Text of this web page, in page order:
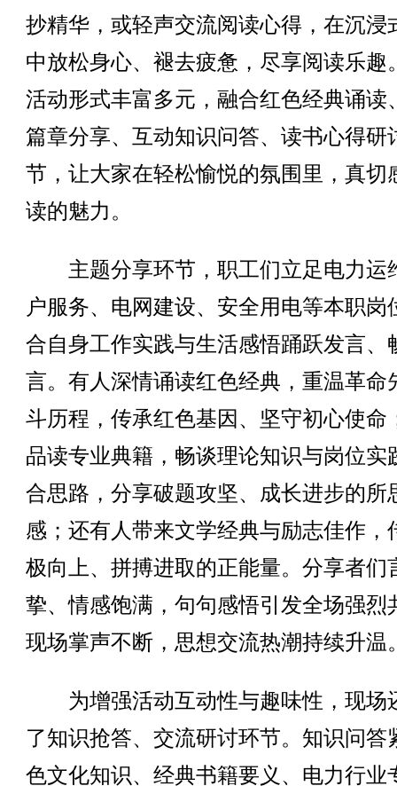
抄精华，或轻声交流阅读心得，在沉浸
中放松身心、褪去疲惫，尽享阅读乐趣
活动形式丰富多元，融合红色经典诵读
篇章分享、互动知识问答、读书心得研
节，让大家在轻松愉悦的氛围里，真切
读的魅力。
主题分享环节，职工们立足电力运
户服务、电网建设、安全用电等本职岗
合自身工作实践与生活感悟踊跃发言、
言。有人深情诵读红色经典，重温革命
斗历程，传承红色基因、坚守初心使命
品读专业典籍，畅谈理论知识与岗位实
合思路，分享破题攻坚、成长进步的所
感；还有人带来文学经典与励志佳作，
极向上、拼搏进取的正能量。分享者们
挚、情感饱满，句句感悟引发全场强烈
现场掌声不断，思想交流热潮持续升温
为增强活动互动性与趣味性，现场
了知识抢答、交流研讨环节。知识问答
色文化知识、经典书籍要义、电力行业